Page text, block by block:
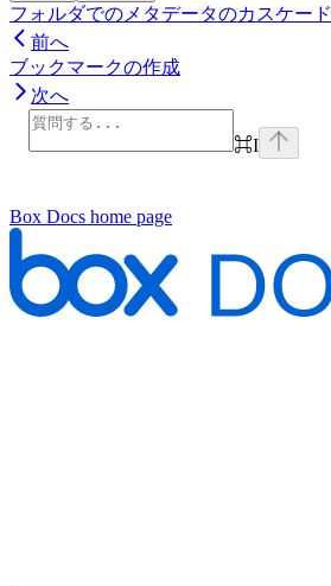
フォルダでのメタデータのカスケード
前へ
ブックマークの作成
次へ
⌘I
Box Docs home page